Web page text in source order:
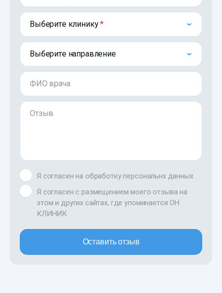
Выберите клинику
Выберите направление
ФИО врача
Отзыв
Я согласен на обработку персональнх данных
Я согласен с размещением моего отзыва на
этом и других сайтах, где упоминается ОН
КЛИНИК
Оставить отзыв